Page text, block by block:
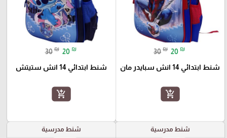
30 ₪ 20 ₪
شنط ابتدائي 14 انش سبايدر مان
add_shopping_cart
30 ₪ 20 ₪
شنط ابتدائي 14 انش ستيتش
add_shopping_cart
شنط مدرسية شنط مدرسية